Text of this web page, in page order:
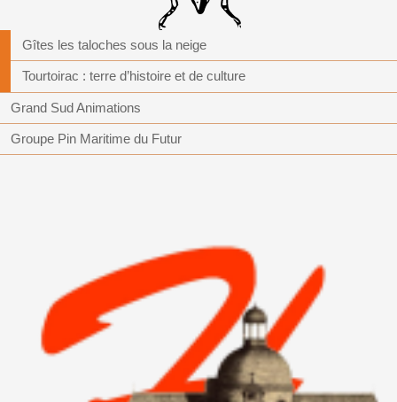
Gîtes les taloches sous la neige
Tourtoirac : terre d’histoire et de culture
Grand Sud Animations
Groupe Pin Maritime du Futur